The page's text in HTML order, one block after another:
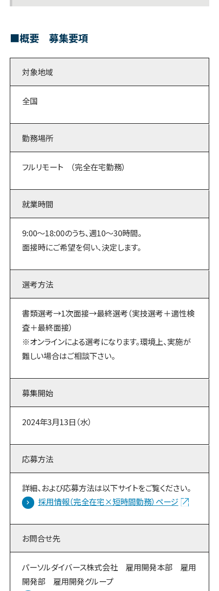
■概要 募集要項
対象地域
全国
勤務場所
フルリモート （完全在宅勤務）
就業時間
9:00〜18:00のうち、週10～30時間。
面接時にご希望を伺い、決定します。
選考方法
書類選考→1次面接→最終選考（実技選考＋適性検
査＋最終面接）
※オンラインによる選考になります。環境上、実施が
難しい場合はご相談下さい。
募集開始
2024年3月13日（水）
応募方法
詳細、および応募方法は以下サイトをご覧ください。
採用情報（完全在宅×短時間勤務）ページ
お問合せ先
パーソルダイバース株式会社 雇用開発本部 雇用
開発部 雇用開発グループ